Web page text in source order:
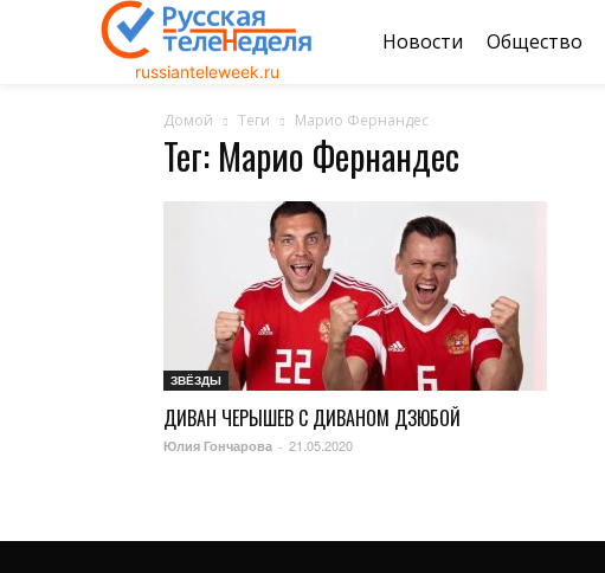
russianteleweek.ru
Новости Общество
Домой Теги Марио Фернандес
Тег: Марио Фернандес
ЗВЁЗДЫ
ДИВАН ЧЕРЫШЕВ С ДИВАНОМ ДЗЮБОЙ
Юлия Гончарова - 21.05.2020